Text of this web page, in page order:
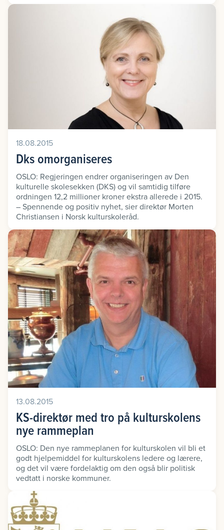
18.08.2015
Dks omorganiseres
OSLO: Regjeringen endrer organiseringen av Den
kulturelle skolesekken (DKS) og vil samtidig tilføre
ordningen 12,2 millioner kroner ekstra allerede i 2015.
– Spennende og positiv nyhet, sier direktør Morten
Christiansen i Norsk kulturskoleråd.
13.08.2015
KS-direktør med tro på kulturskolens
nye rammeplan
OSLO: Den nye rammeplanen for kulturskolen vil bli et
godt hjelpemiddel for kulturskolens ledere og lærere,
og det vil være fordelaktig om den også blir politisk
vedtatt i norske kommuner.